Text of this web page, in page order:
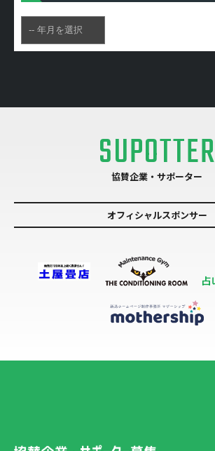
SUPOTTER
協賛企業・サポーター
オフィシャルスポンサー